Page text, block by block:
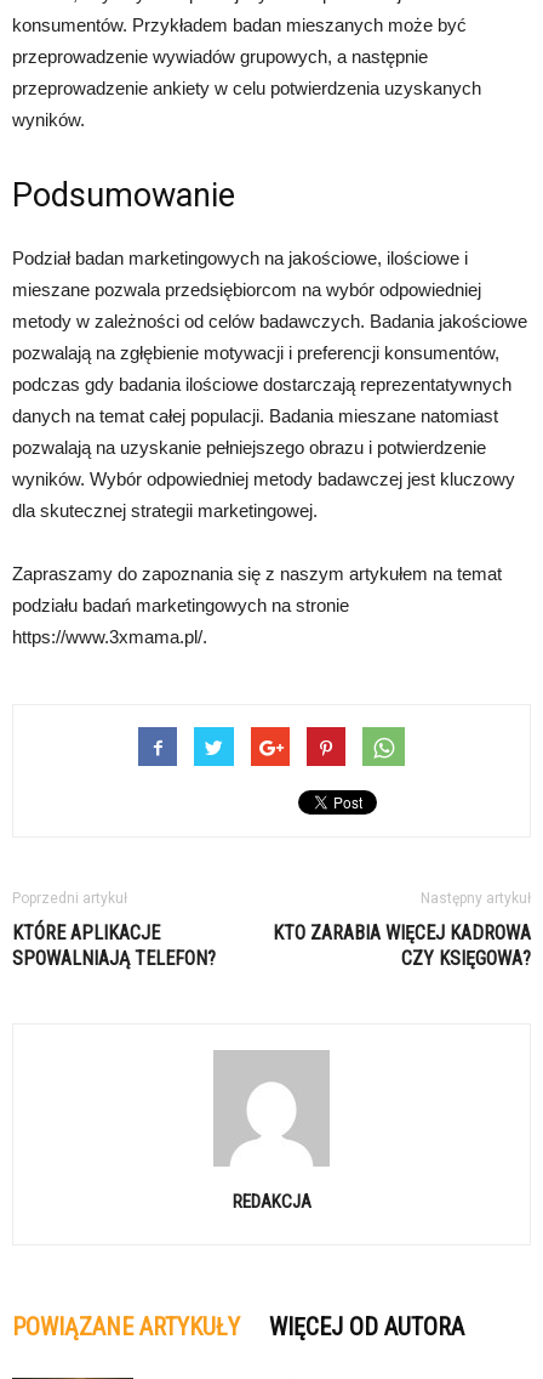
konsumentów. Przykładem badan mieszanych może być
przeprowadzenie wywiadów grupowych, a następnie
przeprowadzenie ankiety w celu potwierdzenia uzyskanych
wyników.
Podsumowanie
Podział badan marketingowych na jakościowe, ilościowe i
mieszane pozwala przedsiębiorcom na wybór odpowiedniej
metody w zależności od celów badawczych. Badania jakościowe
pozwalają na zgłębienie motywacji i preferencji konsumentów,
podczas gdy badania ilościowe dostarczają reprezentatywnych
danych na temat całej populacji. Badania mieszane natomiast
pozwalają na uzyskanie pełniejszego obrazu i potwierdzenie
wyników. Wybór odpowiedniej metody badawczej jest kluczowy
dla skutecznej strategii marketingowej.
Zapraszamy do zapoznania się z naszym artykułem na temat
podziału badań marketingowych na stronie
https://www.3xmama.pl/.
Poprzedni artykuł
KTÓRE APLIKACJE
SPOWALNIAJĄ TELEFON?
Następny artykuł
KTO ZARABIA WIĘCEJ KADROWA
CZY KSIĘGOWA?
REDAKCJA
POWIĄZANE ARTYKUŁY WIĘCEJ OD AUTORA